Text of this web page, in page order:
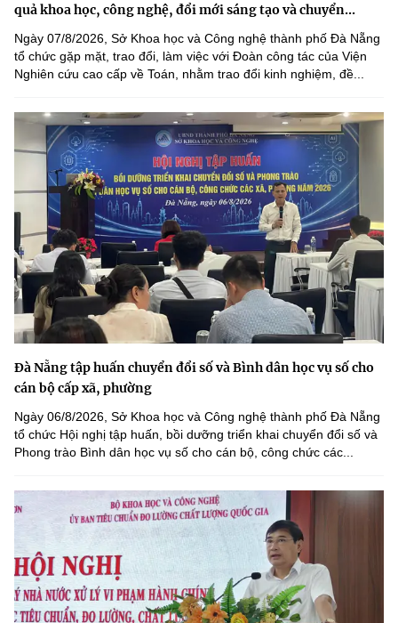
quả khoa học, công nghệ, đổi mới sáng tạo và chuyển...
Ngày 07/8/2026, Sở Khoa học và Công nghệ thành phố Đà Nẵng
tổ chức gặp mặt, trao đổi, làm việc với Đoàn công tác của Viện
Nghiên cứu cao cấp về Toán, nhằm trao đổi kinh nghiệm, đề...
Đà Nẵng tập huấn chuyển đổi số và Bình dân học vụ số cho
cán bộ cấp xã, phường
Ngày 06/8/2026, Sở Khoa học và Công nghệ thành phố Đà Nẵng
tổ chức Hội nghị tập huấn, bồi dưỡng triển khai chuyển đổi số và
Phong trào Bình dân học vụ số cho cán bộ, công chức các...